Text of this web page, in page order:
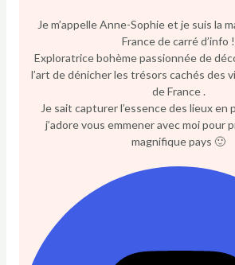
Je m’appelle Anne-Sophie et je suis la
France de carré d’info !
Exploratrice bohème passionnée de
l’art de dénicher les trésors cachés des
de France .
Je sait capturer l’essence des lieux
j’adore vous emmener avec moi pour
magnifique pays 🙂